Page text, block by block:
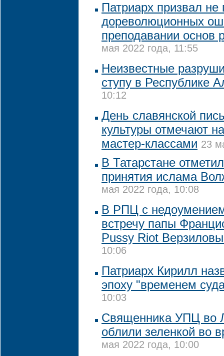
Патриарх призвал не
дореволюционных
преподавании основ
мая 2022 года, 11:55
Неизвестные
ступу в Республике
10:12
День славянской
культуры отмечают
мастер-классами 23
В Татарстане
принятия ислама
мая 2022 года, 10:08
В РПЦ с
встречу папы
Pussy Riot
10:06
Патриарх Кирилл
эпоху "временем
10:03
Священника УПЦ во
облили зеленкой во
мая 2022 года, 10:00